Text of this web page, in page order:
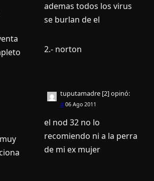
ademas todos los virus
se burlan de el
2.- norton
tuputamadre [2]opinó:
#06 Ago 2011
el nod 32 no lo
recomiendo ni a la perra
de mi ex mujer